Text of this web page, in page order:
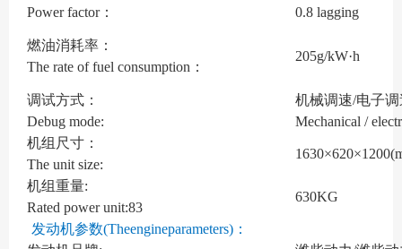
Power factor：
0.8 lagging
燃油消耗率：
The rate of fuel consumption：
205g/kW·h
调试方式：
Debug mode:
机械调速/电子调
Mechanical /
机组尺寸：
The unit size:
机组重量:
Rated power unit:83
630KG
发动机参数(Theengineparameters)：